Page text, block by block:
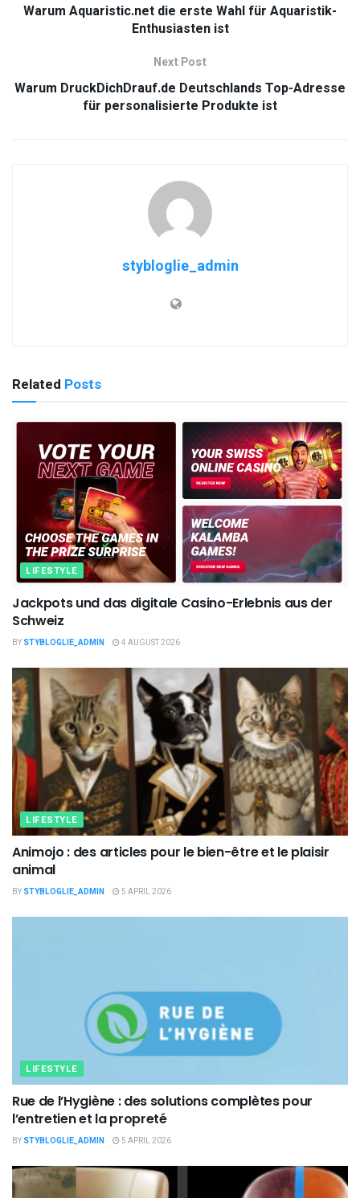
Warum Aquaristic.net die erste Wahl für Aquaristik-
Enthusiasten ist
Next Post
Warum DruckDichDrauf.de Deutschlands Top-Adresse
für personalisierte Produkte ist
stybloglie_admin
Related Posts
LIFESTYLE
Jackpots und das digitale Casino-Erlebnis aus der
Schweiz
BY STYBLOGLIE_ADMIN 4 AUGUST 2026
LIFESTYLE
Animojo : des articles pour le bien-être et le plaisir
animal
BY STYBLOGLIE_ADMIN 5 APRIL 2026
LIFESTYLE
Rue de l’Hygiène : des solutions complètes pour
l’entretien et la propreté
BY STYBLOGLIE_ADMIN 5 APRIL 2026